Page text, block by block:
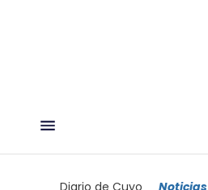
Diario de Cuyo Noticias